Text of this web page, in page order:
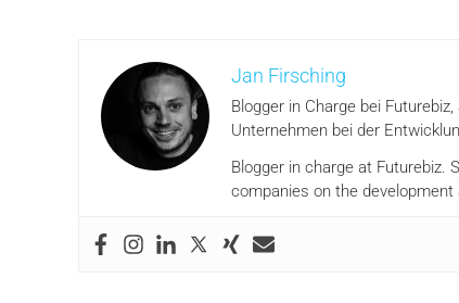
Jan Firsching
Blogger in Charge bei Futurebiz,
Unternehmen bei der
Blogger in charge at Futurebiz.
companies on the